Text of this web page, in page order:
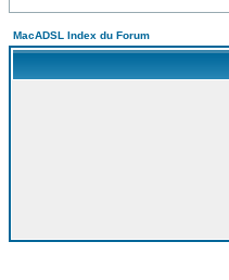
MacADSL Index du Forum